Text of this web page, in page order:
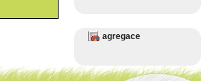
agregace